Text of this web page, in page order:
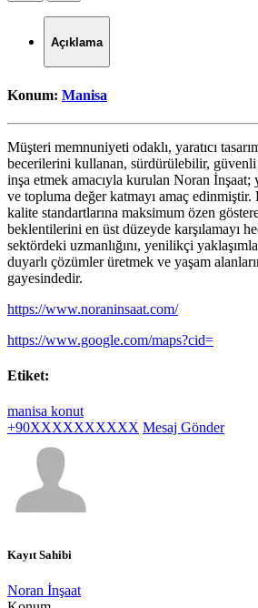
Açıklama
Konum: Manisa
Müşteri memnuniyeti odaklı, yaratıcı
becerilerini kullanan, sürdürülebilir, güvenli
inşa etmek amacıyla kurulan Noran İnşaat;
ve topluma değer katmayı amaç
kalite standartlarına maksimum özen
beklentilerini en üst düzeyde karşılamayı
sektördeki uzmanlığını, yenilikçi
duyarlı çözümler üretmek ve yaşam
gayesindedir.
https://www.noraninsaat.com/
https://www.google.com/maps?cid=
Etiket:
manisa konut
+90XXXXXXXXXX Mesaj Gönder
Kayıt Sahibi
Noran İnşaat